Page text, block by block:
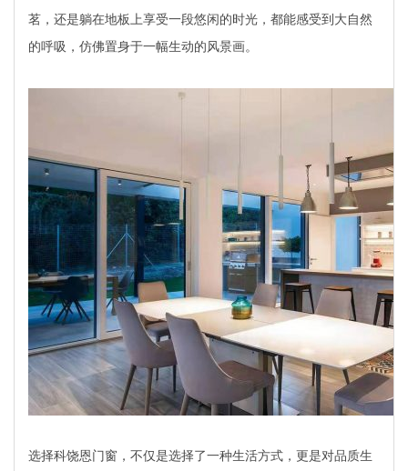
茗，还是躺在地板上享受一段悠闲的时光，都能感受到大自然
的呼吸，仿佛置身于一幅生动的风景画。
选择科饶恩门窗，不仅是选择了一种生活方式，更是对品质生